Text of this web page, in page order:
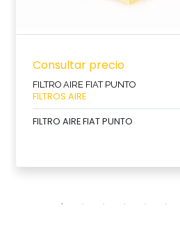
Consultar precio
FILTRO AIRE FIAT PUNTO
FILTROS AIRE
FILTRO AIRE FIAT PUNTO